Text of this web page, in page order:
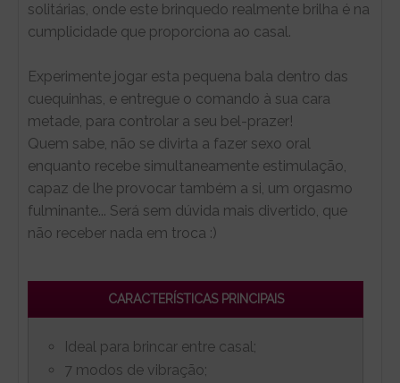
solitárias, onde este brinquedo realmente brilha é na
cumplicidade que proporciona ao casal.
Experimente jogar esta pequena bala dentro das
cuequinhas, e entregue o comando à sua cara
metade, para controlar a seu bel-prazer!
Quem sabe, não se divirta a fazer sexo oral
enquanto recebe simultaneamente estimulação,
capaz de lhe provocar também a si, um orgasmo
fulminante... Será sem dúvida mais divertido, que
não receber nada em troca :)
CARACTERÍSTICAS PRINCIPAIS
Ideal para brincar entre casal;
7 modos de vibração;